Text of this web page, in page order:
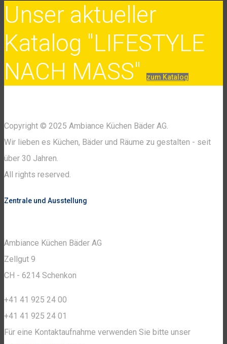
Unser aktueller
Katalog "LIFESTYLE
NACH MASS"
zum Katalog
Copyright © 2025 Ambiance Küchen Bäder AG.
Wir lieben es Küchen, Bäder und Räume zu gestalten - seit
über 30 Jahren.
All rights reserved.
Zentrale und Ausstellung
Ambiance Küchen Bäder AG
Zellgut 9
CH - 6214 Schenkon
+41 41 925 24 00
+41 41 925 24 01
Für eine Kontaktaufnahme verwenden Sie bitte unser